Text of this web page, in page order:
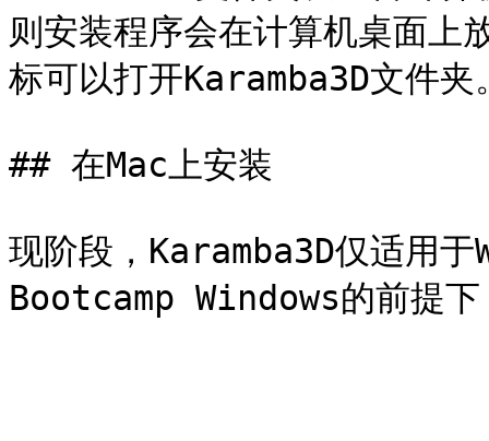
则安装程序会在计算机桌面上
标可以打开Karamba3D文件夹
## 在Mac上安装
现阶段，Karamba3D仅适用